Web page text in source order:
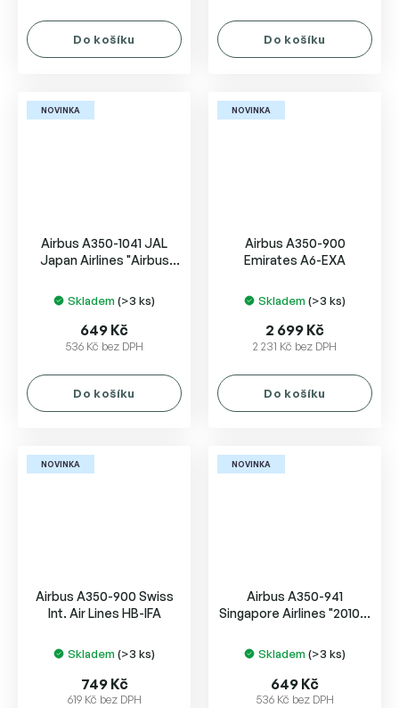
Do košíku Do košíku
NOVINKA
Airbus A350-1041 JAL
Japan Airlines "Airbus
Skladem (>3 ks)
536 Kč bez DPH
649 Kč
Do košíku
NOVINKA
Airbus A350-900
Emirates A6-EXA
Skladem (>3 ks)
2 231 Kč bez DPH
2 699 Kč
Do košíku
NOVINKA
Airbus A350-900 Swiss
Int. Air Lines HB-IFA
Skladem (>3 ks)
619 Kč bez DPH
749 Kč
NOVINKA
Airbus A350-941
Singapore Airlines "2010s"
Skladem (>3 ks)
536 Kč bez DPH
649 Kč